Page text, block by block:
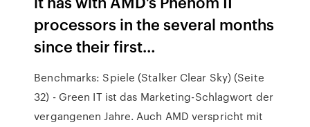
processors in the several months
since their first…
Benchmarks: Spiele (Stalker Clear Sky) (Seite
32) - Green IT ist das Marketing-Schlagwort der
vergangenen Jahre. Auch AMD verspricht mit